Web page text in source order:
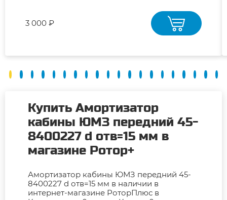
3 000 ₽
Купить Амортизатор
кабины ЮМЗ передний 45-
8400227 d отв=15 мм в
магазине Ротор+
Амортизатор кабины ЮМЗ передний 45-
8400227 d отв=15 мм в наличии в
интернет-магазине РоторПлюс в